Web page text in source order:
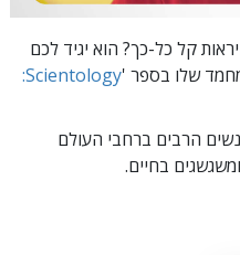
קל כל-כך? הוא יגיד לכם
שלו בספר '
Scientology:
הרבים ברחבי העולם
בחיים.